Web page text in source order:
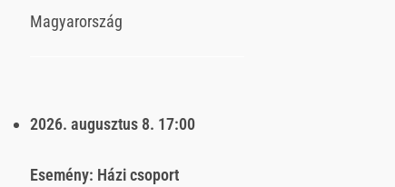
Magyarország
2026. augusztus 8. 17:00
Esemény: Házi csoport